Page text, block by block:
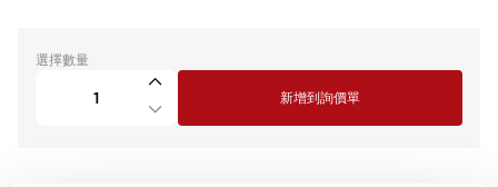
選擇數量
新增到詢價單